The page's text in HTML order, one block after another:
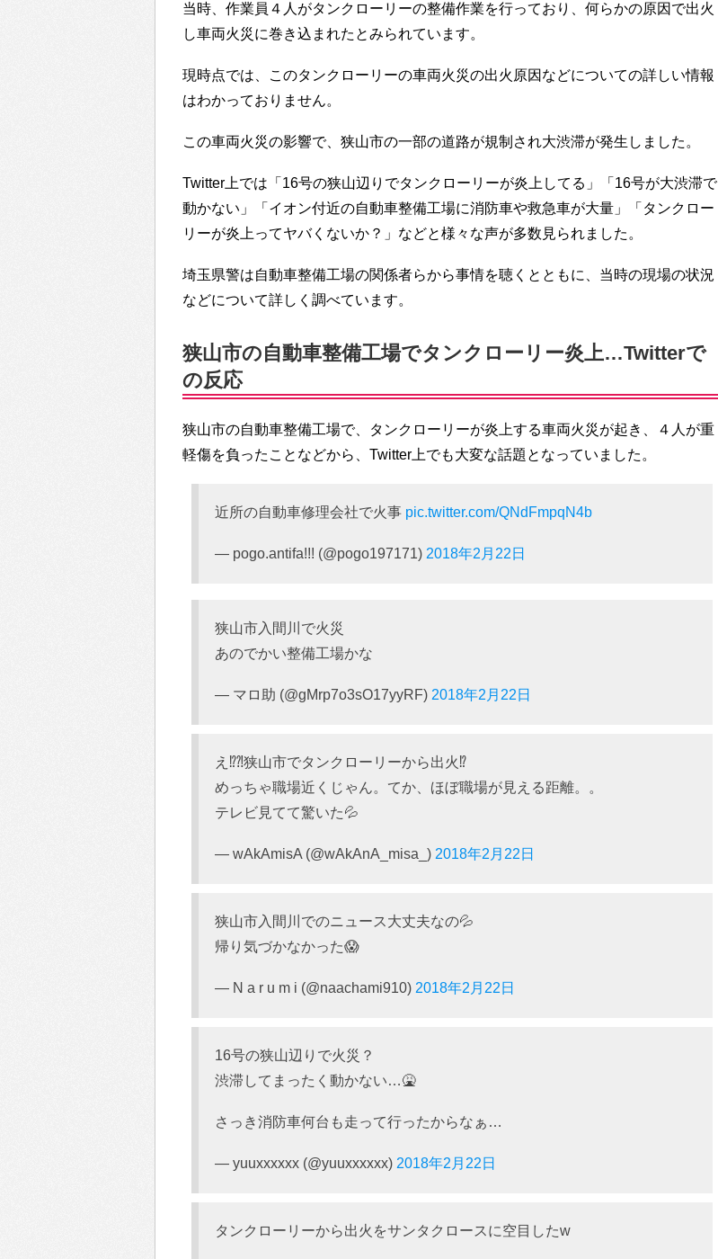
当時、作業員４人がタンクローリーの整備作業を行っており、何らかの原因で出火
し車両火災に巻き込まれたとみられています。
現時点では、このタンクローリーの車両火災の出火原因などについての詳しい情報
はわかっておりません。
この車両火災の影響で、狭山市の一部の道路が規制され大渋滞が発生しました。
Twitter上では「16号の狭山辺りでタンクローリーが炎上してる」「16号が大渋滞で
動かない」「イオン付近の自動車整備工場に消防車や救急車が大量」「タンクロー
リーが炎上ってヤバくないか？」などと様々な声が多数見られました。
埼玉県警は自動車整備工場の関係者らから事情を聴くとともに、当時の現場の状況
などについて詳しく調べています。
狭山市の自動車整備工場でタンクローリー炎上…Twitterで
の反応
狭山市の自動車整備工場で、タンクローリーが炎上する車両火災が起き、４人が重
軽傷を負ったことなどから、Twitter上でも大変な話題となっていました。
近所の自動車修理会社で火事 pic.twitter.com/QNdFmpqN4b
— pogo.antifa!!! (@pogo197171) 2018年2月22日
狭山市入間川で火災
あのでかい整備工場かな
— マロ助 (@gMrp7o3sO17yyRF) 2018年2月22日
え⁉︎⁈狭山市でタンクローリーから出火⁉︎
めっちゃ職場近くじゃん。てか、ほぼ職場が見える距離。。
テレビ見てて驚いた💦
— wAkAmisA (@wAkAnA_misa_) 2018年2月22日
狭山市入間川でのニュース大丈夫なの💦
帰り気づかなかった😱
— N a r u m i (@naachami910) 2018年2月22日
16号の狭山辺りで火災？
渋滞してまったく動かない…🤮
さっき消防車何台も走って行ったからなぁ…
— yuuxxxxxx (@yuuxxxxxx) 2018年2月22日
タンクローリーから出火をサンタクロースに空目したw